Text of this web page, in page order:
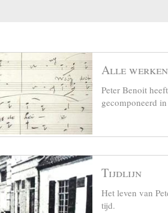
Alle werken
Peter Benoit
gecomponeerd
Tijdlijn
Het leven van
tijd.